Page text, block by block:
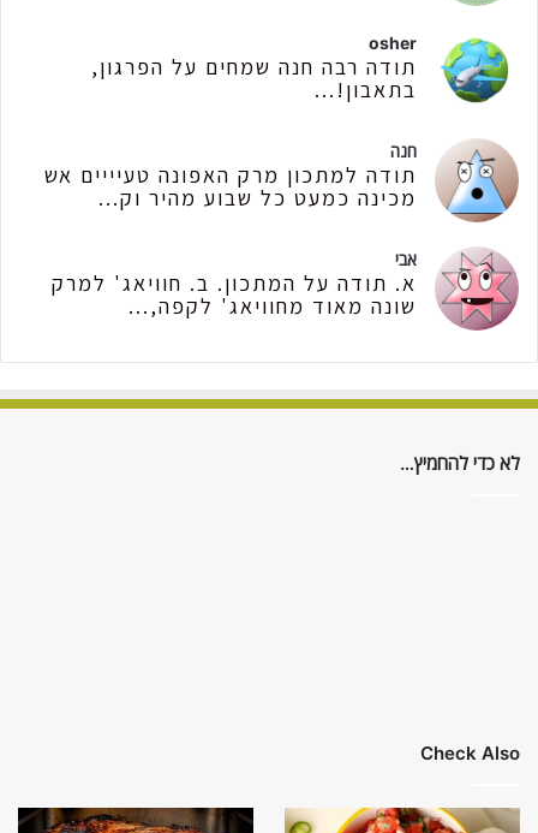
osher
תודה רבה חנה שמחים על הפרגון,
בתאבון!...
חנה
תודה למתכון מרק האפונה טעיייים אש
מכינה כמעט כל שבוע מהיר וק...
אבי
א. תודה על המתכון. ב. חוויאג' למרק
שונה מאוד מחוויאג' לקפה,...
לא כדי להחמיץ…
Check Also